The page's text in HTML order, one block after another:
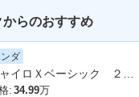
マイナーチェンジ
らのおすすめ
ダ
ジャイロＸベーシック ２０１１年モデル インジェクション ヒーターグリップ
:34.99万